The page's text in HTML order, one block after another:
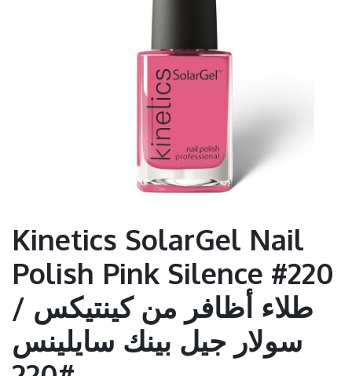
Kinetics SolarGel Nail
Polish Pink Silence #220
/ طلاء أظافر من كينتيكس
سولار جيل بينك سايلينس